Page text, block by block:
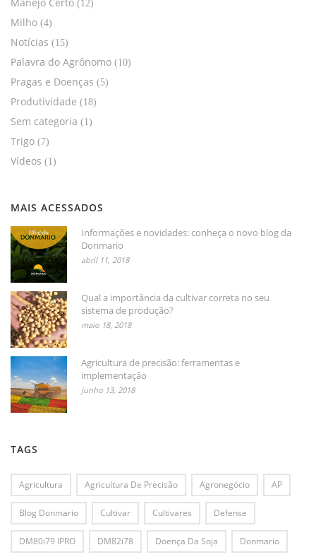
(12)
Milho (4)
Notícias (15)
Palavra do Agrônomo (10)
Pragas e Doenças (5)
Produtividade (18)
Sem categoria (1)
Trigo (7)
Vídeos (1)
MAIS ACESSADOS
Informações e novidades: conheça o novo blog da
Donmario
abril 11, 2018
Qual a importância da cultivar correta no seu
sistema de produção?
maio 18, 2018
Agricultura de precisão: ferramentas e
implementação
junho 13, 2018
TAGS
Agricultura Agricultura De Precisão Agronegócio AP
Blog Donmario Cultivar Cultivares Defense
DM80i79 IPRO DM82i78 Doença Da Soja Donmario